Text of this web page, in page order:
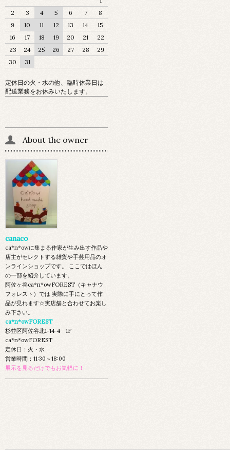
2
3 4 5 6 7
8
9
10 11 12 13 14
15
16
17 18 19 20 21
22
23
24 25 26 27 28
29
30
31
定休日の火・水の他、臨時休業日は
配送業務をお休みいたします。
About the owner
canaco
ca*n*owに集まる作家が生み出す作品や
店主がセレクトする雑貨や手芸用品のオ
ンラインショップです。 ここではほん
の一部を紹介しています。
阿佐ヶ谷ca*n*owFOREST（キャナウ
フォレスト）では 実際に手にとって作
品が見れます☆実店舗と合わせてお楽し
み下さい。
ca*n*owFOREST
杉並区阿佐谷北1-14-4 1F
ca*n*owFOREST
定休日：火・水
営業時間：11:30～18:00
展示を見るだけでもお気軽に！